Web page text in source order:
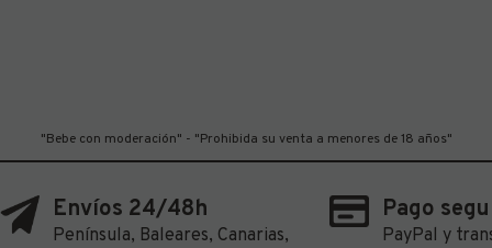
"Bebe con moderación" - "Prohibida su venta a menores de 18 años"
Envíos 24/48h
Península, Baleares, Canarias,
Pago
PayPal y